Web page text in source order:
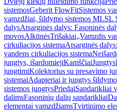
sistemosGeberit FlowFitSistemos
vamzdžiai, šildymo sistemos MLSL
dalysAtsarginės dalys: Fasoninės
movosAlkūnėsTrišakiai„Vamzdis
cirkuliacijos sistemaAtsarginės
vandens cirkuliacijos sistema
jungtys, išardomiejiKamščiaiJungtys
jungtimiKolektorius su presavimo
sistemaiAdapteriai ir jungtys
sistemos jungtysPriedaiSandarikliai
dalimsFasoninių dalių sandarikliai
elementai vamzdžiamsTvirtinimo